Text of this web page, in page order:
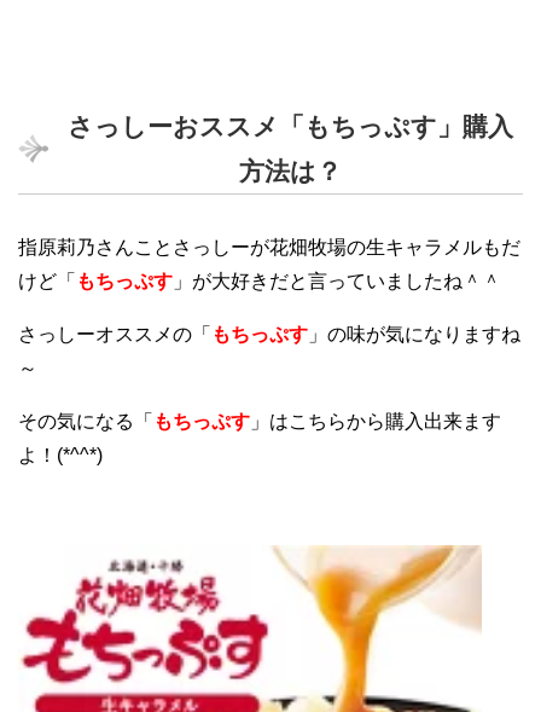
さっしーおススメ「もちっぷす」購入
方法は？
指原莉乃さんことさっしーが花畑牧場の生キャラメルもだ
けど「 もちっぷす 」が大好きだと言っていましたね＾＾
さっしーオススメの「 もちっぷす 」の味が気になりますね
～
その気になる「 もちっぷす 」はこちらから購入出来ます
よ！(*^^*)